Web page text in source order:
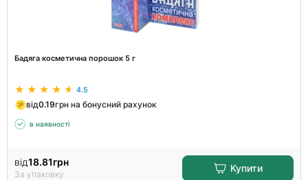
Бадяга косметична порошок 5 г
4.5
від0.19грн на бонусний рахунок
в наявності
від18.81грн
За упаковку
Купити